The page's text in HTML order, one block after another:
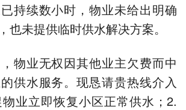
持续数小时，物业未给出明确
也未提供临时供水解决方案。
物业无权因其他业主欠费而中
供水服务。现恳请贵热线介入
业立即恢复小区正常供水；2.